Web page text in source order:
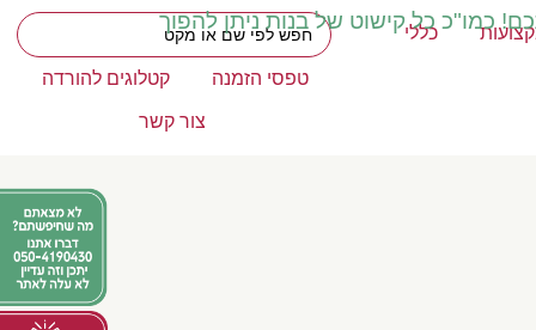
כמו"כ כל קישוט של בנות ניתן להפוך
כללי
טפסי הזמנה קטלוגים להורדה
צור קשר